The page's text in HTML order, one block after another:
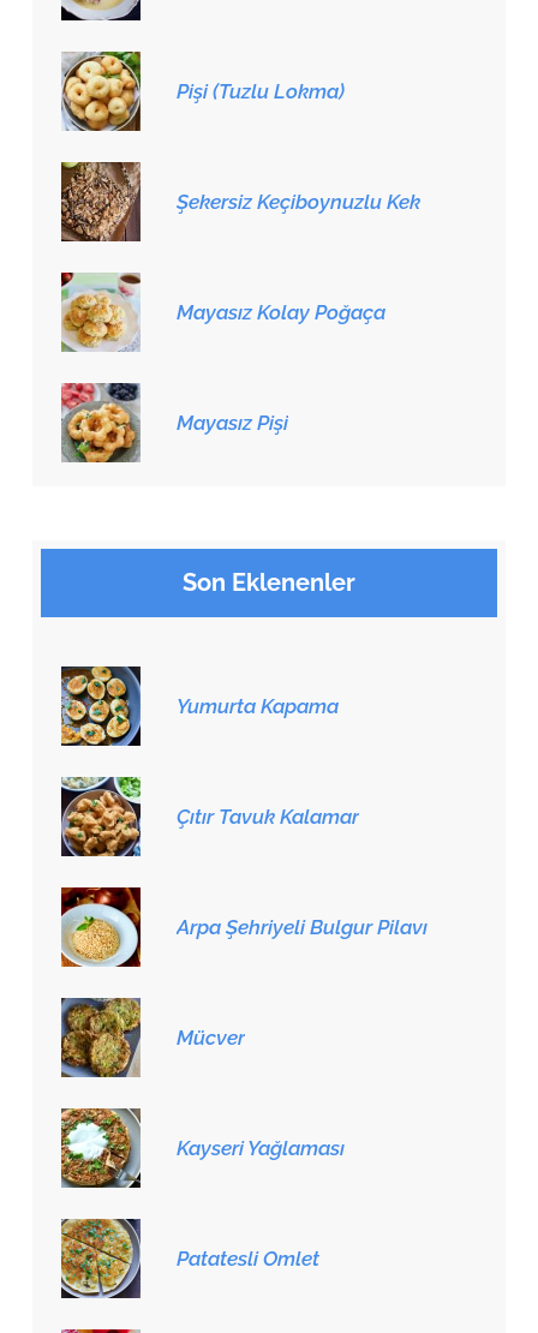
Pişi (Tuzlu Lokma)
Şekersiz Keçiboynuzlu Kek
Mayasız Kolay Poğaça
Mayasız Pişi
Son Eklenenler
Yumurta Kapama
Çıtır Tavuk Kalamar
Arpa Şehriyeli Bulgur Pilavı
Mücver
Kayseri Yağlaması
Patatesli Omlet